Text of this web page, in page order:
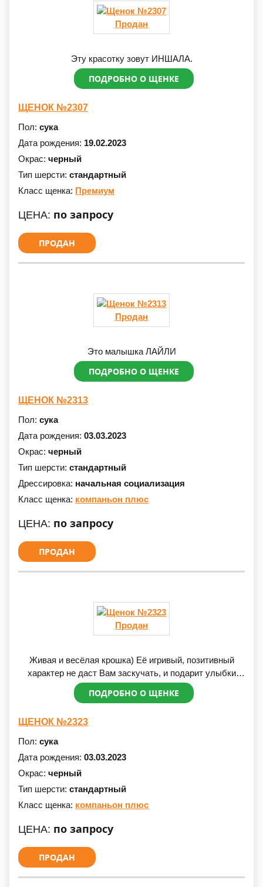
Продан
Эту красотку зовут ИНШАЛА.
ПОДРОБНО О ЩЕНКЕ
ЩЕНОК №2307
Пол: сука
Дата рождения: 19.02.2023
Окрас: черный
Тип шерсти: стандартный
Класс щенка: Премиум
ЦЕНА: по запросу
ПРОДАН
Продан
Это малышка ЛАЙЛИ
ПОДРОБНО О ЩЕНКЕ
ЩЕНОК №2313
Пол: сука
Дата рождения: 03.03.2023
Окрас: черный
Тип шерсти: стандартный
Дрессировка: начальная социализация
Класс щенка: компаньон плюс
ЦЕНА: по запросу
ПРОДАН
Продан
Живая и весёлая крошка) Её игривый, позитивный
характер не даст Вам заскучать, и подарит улыбки
всей семье. В то же время это очень смелая девочка.
Отважно побеждает игрушки и всех страшных врагов!
ПОДРОБНО О ЩЕНКЕ
ЩЕНОК №2323
Пол: сука
Дата рождения: 03.03.2023
Окрас: черный
Тип шерсти: стандартный
Класс щенка: компаньон плюс
ЦЕНА: по запросу
ПРОДАН